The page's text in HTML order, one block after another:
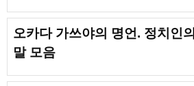
오카다 가쓰야의 명언. 정치인
말 모음